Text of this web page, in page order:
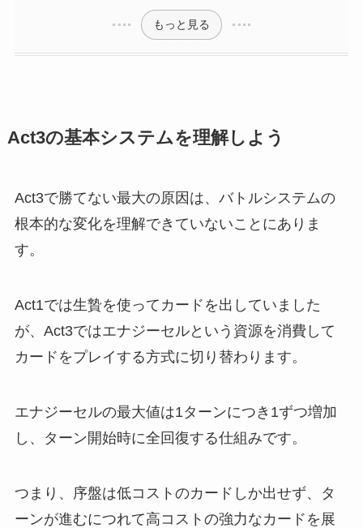
もっと見る
Act3の基本システムを理解しよう
Act3で勝てない最大の原因は、バトルシステムの
根本的な変化を理解できていないことにありま
す。
Act1では生贄を使ってカードを出していました
が、Act3ではエナジーセルという資源を消費して
カードをプレイする方式に切り替わります。
エナジーセルの最大値は1ターンにつき1ずつ増加
し、ターン開始時に全回復する仕組みです。
つまり、序盤は低コストのカードしか出せず、タ
ーンが進むにつれて高コストの強力なカードを展